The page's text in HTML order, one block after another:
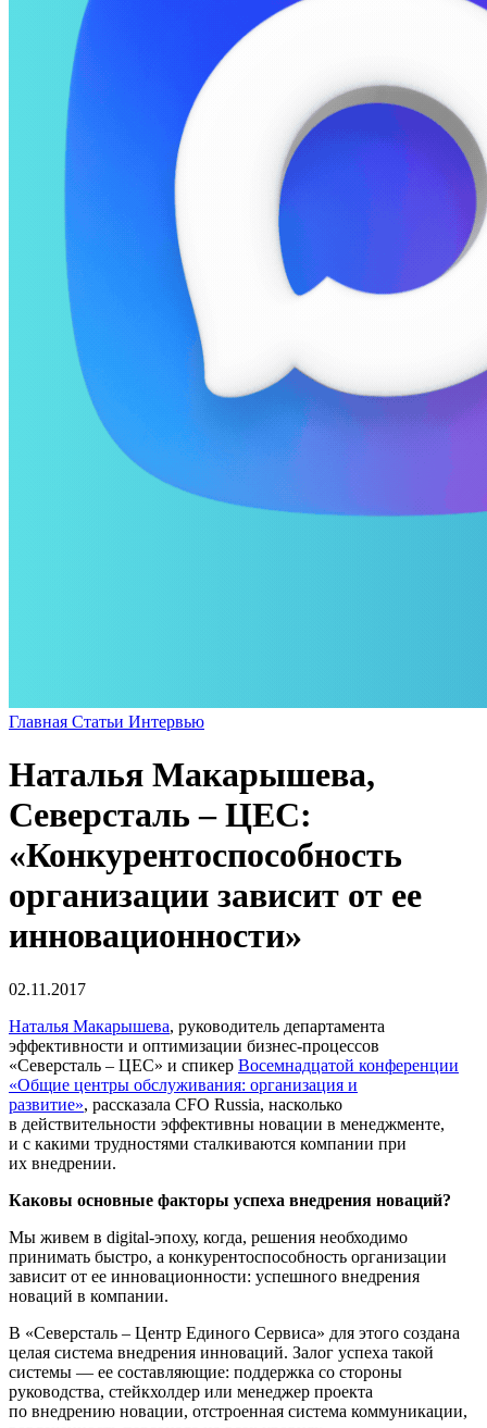
Главная Статьи Интервью
Наталья Макарышева,
Северсталь – ЦЕС:
«Конкурентоспособность
организации зависит от ее
инновационности»
02.11.2017
Наталья Макарышева, руководитель департамента
эффективности и оптимизации бизнес-процессов
«Северсталь – ЦЕС» и спикер Восемнадцатой конференции
«Общие центры обслуживания: организация и
развитие», рассказала CFO Russia, насколько
в действительности эффективны новации в менеджменте,
и с какими трудностями сталкиваются компании при
их внедрении.
Каковы основные факторы успеха внедрения новаций?
Мы живем в digital-эпоху, когда, решения необходимо
принимать быстро, а конкурентоспособность организации
зависит от ее инновационности: успешного внедрения
новаций в компании.
В «Северсталь – Центр Единого Сервиса» для этого создана
целая система внедрения инноваций. Залог успеха такой
системы — ее составляющие: поддержка со стороны
руководства, стейкхолдер или менеджер проекта
по внедрению новации, отстроенная система коммуникации,